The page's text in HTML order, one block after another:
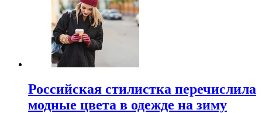
Российская стилистка перечислила
модные цвета в одежде на зиму